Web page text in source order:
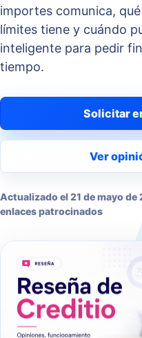
importes comunica,
límites tiene y cuándo
inteligente para pedir
tiempo.
Solicitar
Ver
Actualizado el21 de mayo de
enlaces patrocinados